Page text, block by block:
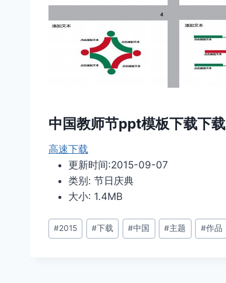
中国教师节ppt模板下载下载
高速下载
更新时间:2015-09-07
类别: 节日庆典
大小: 1.4MB
文
章
#2015 #下载 #中国 #主题 #作品